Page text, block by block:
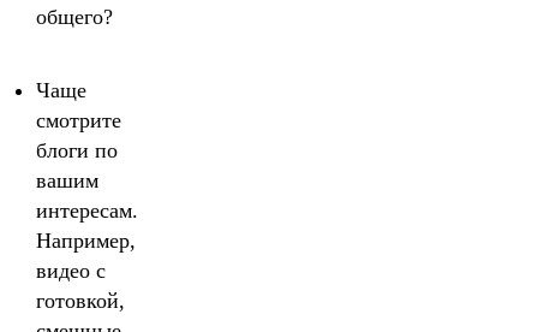
общего?
Чаще
смотрите
блоги по
вашим
интересам.
Например,
видео с
готовкой,